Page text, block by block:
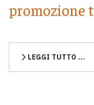
promozione
LEGGI TUTTO …